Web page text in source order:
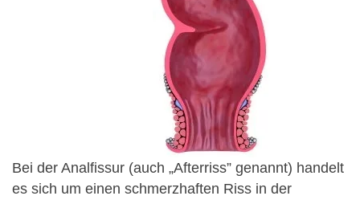
Bei der Analfissur (auch „Afterriss” genannt) handelt
es sich um einen schmerzhaften Riss in der